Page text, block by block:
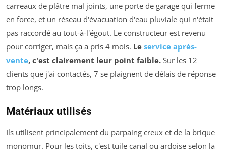
carreaux de plâtre mal joints, une porte de garage qui ferme
en force, et un réseau d'évacuation d'eau pluviale qui n'était
pas raccordé au tout-à-l'égout. Le constructeur est revenu
pour corriger, mais ça a pris 4 mois. Le service après-
vente, c'est clairement leur point faible. Sur les 12
clients que j'ai contactés, 7 se plaignent de délais de réponse
trop longs.
Matériaux utilisés
Ils utilisent principalement du parpaing creux et de la brique
monomur. Pour les toits, c'est tuile canal ou ardoise selon la